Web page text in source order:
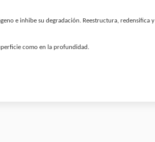
e inhibe su degradación. Reestructura, redensifica y
como en la profundidad.